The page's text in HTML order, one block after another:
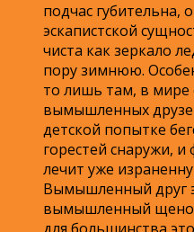
подчас губительна,
эскапистской
чиста как зеркало
пору зимнюю.
то лишь там, в мире
вымышленных
детской попытке
горестей снаружи, и
лечит уже
Вымышленный друг
вымышленный